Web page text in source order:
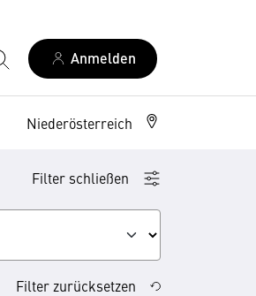
Anmelden
Niederösterreich
Filter schließen
Filter zurücksetzen